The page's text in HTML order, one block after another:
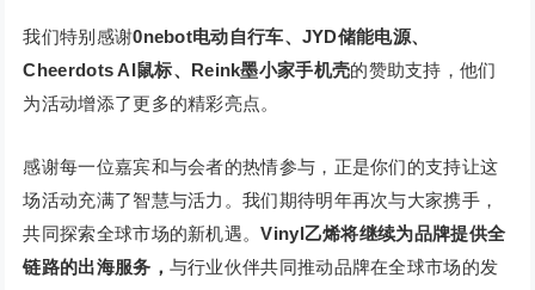
我们特别感谢0nebot电动自行车、JYD储能电源、
Cheerdots AI鼠标、Reink墨小家手机壳的赞助支持，他们
为活动增添了更多的精彩亮点。
感谢每一位嘉宾和与会者的热情参与，正是你们的支持让这
场活动充满了智慧与活力。我们期待明年再次与大家携手，
共同探索全球市场的新机遇。Vinyl乙烯将继续为品牌提供全
链路的出海服务， 与行业伙伴共同推动品牌在全球市场的发